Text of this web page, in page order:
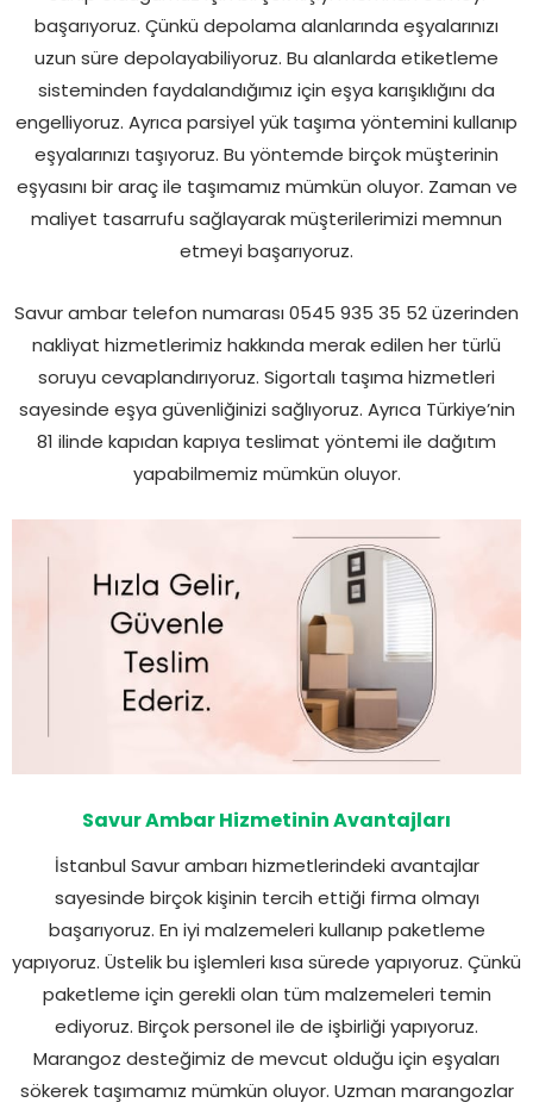
başarıyoruz. Çünkü depolama alanlarında eşyalarınızı
uzun süre depolayabiliyoruz. Bu alanlarda etiketleme
sisteminden faydalandığımız için eşya karışıklığını da
engelliyoruz. Ayrıca parsiyel yük taşıma yöntemini kullanıp
eşyalarınızı taşıyoruz. Bu yöntemde birçok müşterinin
eşyasını bir araç ile taşımamız mümkün oluyor. Zaman ve
maliyet tasarrufu sağlayarak müşterilerimizi memnun
etmeyi başarıyoruz.
Savur ambar telefon numarası 0545 935 35 52 üzerinden
nakliyat hizmetlerimiz hakkında merak edilen her türlü
soruyu cevaplandırıyoruz. Sigortalı taşıma hizmetleri
sayesinde eşya güvenliğinizi sağlıyoruz. Ayrıca Türkiye’nin
81 ilinde kapıdan kapıya teslimat yöntemi ile dağıtım
yapabilmemiz mümkün oluyor.
Savur Ambar Hizmetinin Avantajları
İstanbul Savur ambarı hizmetlerindeki avantajlar
sayesinde birçok kişinin tercih ettiği firma olmayı
başarıyoruz. En iyi malzemeleri kullanıp paketleme
yapıyoruz. Üstelik bu işlemleri kısa sürede yapıyoruz. Çünkü
paketleme için gerekli olan tüm malzemeleri temin
ediyoruz. Birçok personel ile de işbirliği yapıyoruz.
Marangoz desteğimiz de mevcut olduğu için eşyaları
sökerek taşımamız mümkün oluyor. Uzman marangozlar